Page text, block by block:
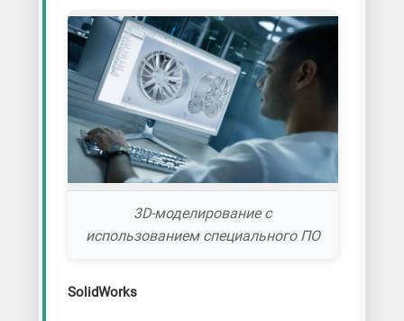
3D-моделирование с
использованием специального ПО
SolidWorks